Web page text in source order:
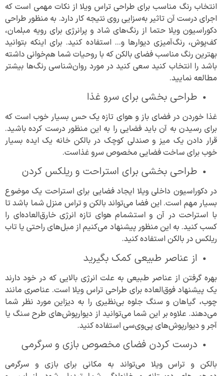
انتخاب رنگ مناسب برای طراحی تراس ویلا از نکات مهمی است که
اجرای درست آن تاثیر به‌سزایی روی نتیجه کار دارد. به منظور طراحی
دکوراسیون ویلا حتما از رنگ‌های شاد و پرانرژی برای رویه مبلمان،
کف‌پوش، رنگ‌آمیزی دیوارها و… استفاده کنید. برای اینکه بتوانید
بهترین رنگ مناسب فضای بالکن که با روحیات شما هم‌خوانی داشته
باشد را انتخاب کنید سعی کنید در مورد روان‌شناسی رنگ‌ها بیشتر
مطالعه نمایید.
طراحی بخشی برای سرو غذا
غذا خوردن در فضای باز و هوای تازه یک حس بسیار خوب است که
برای رسیدن به آن باید فضایی را به این منظور درست کرده باشید.
قرار دادن یک میز و صندلی کوچک در بالکن خانه یک ایده بسیار
خوب برای ساخت فضایی مخصوص سرو غذاست.
طراحی بخشی برای استراحت و ریلکس کردن
در دکوراسیون داخلی ویلا ایجاد فضایی برای استراحت یک موضوع
بسیار مهم است. این فضا می‌تواند بالکن و تراس منزل شما باشد تا
با استراحت در آن و استشمام هوای تازه انرژی خارق‌العاده‌ای را
کسب کنید. به این منظور پیشنهاد می‌کنیم از مبل‌های راحتی یا تاب
ریلکس در بالکن استفاده کنید.
از عناصر طبیعی کمک بگیرید
بهره گرفتن از عناصر طبیعی به علت انرژی بالایی که در خود دارند
یک پیشنهاد فوق‌العاده برای طراحی تراس ویلا است. عناصری مانند
چوب، گیاهان و سنگ جلوه بی‌نظیری را به دیزاین مورد نظر شما
می‌دهند. علاوه بر این شما می‌توانید از دیوارپوش‌های طرح سنگ یا
آجر و دیوارپوش‌های پی‌وی‌سی استفاده کنید.
درست کردن فضای مخصوص بازی و سرگرمی
بالکن و تراس ویلا می‌تواند به مکانی برای بازی و سرگرمی